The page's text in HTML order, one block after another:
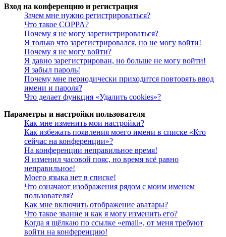
Вход на конференцию и регистрация
Зачем мне нужно регистрироваться?
Что такое COPPA?
Почему я не могу зарегистрироваться?
Я только что зарегистрировался, но не могу войти!
Почему я не могу войти?
Я давно зарегистрирован, но больше не могу войти!
Я забыл пароль!
Почему мне периодически приходится повторять ввод
имени и пароля?
Что делает функция «Удалить cookies»?
Параметры и настройки пользователя
Как мне изменить мои настройки?
Как избежать появления моего имени в списке «Кто
сейчас на конференции»?
На конференции неправильное время!
Я изменил часовой пояс, но время всё равно
неправильное!
Моего языка нет в списке!
Что означают изображения рядом с моим именем
пользователя?
Как мне включить отображение аватары?
Что такое звание и как я могу изменить его?
Когда я щёлкаю по ссылке «email», от меня требуют
войти на конференцию!